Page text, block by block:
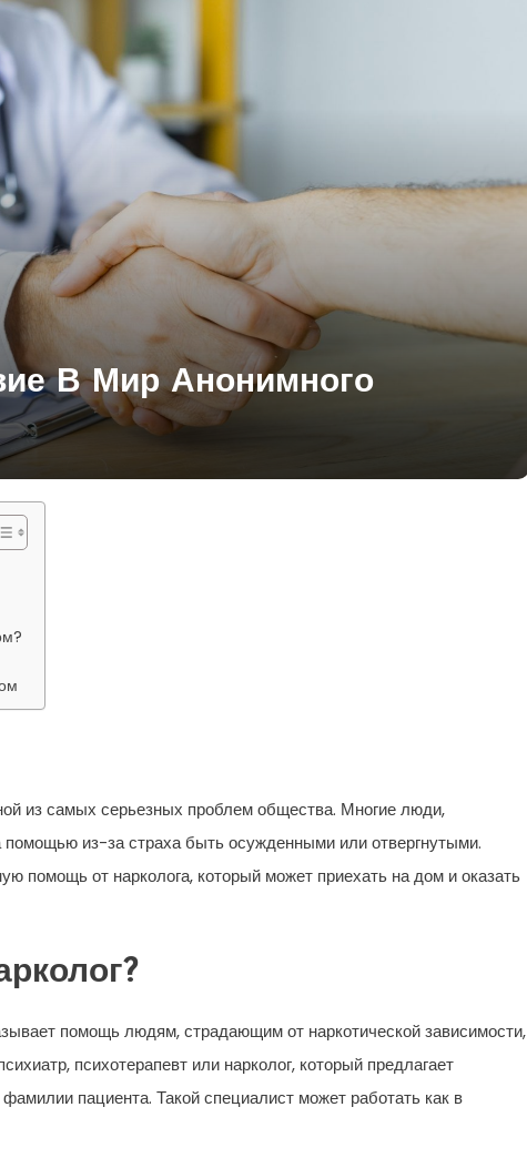
В Мир Анонимного
из самых серьезных проблем общества. Многие люди,
из-за страха быть осужденными или отвергнутыми.
помощь от нарколога, который может приехать на дом и оказать
помощь людям, страдающим от наркотической зависимости,
психотерапевт или нарколог, который предлагает
пациента. Такой специалист может работать как в